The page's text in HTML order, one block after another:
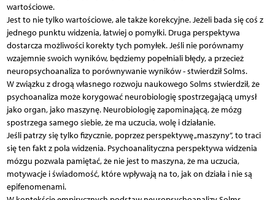
wartościowe.
Jest to nie tylko wartościowe, ale także korekcyjne. Jeżeli bada się coś z
jednego punktu widzenia, łatwiej o pomyłki. Druga perspektywa
dostarcza możliwości korekty tych pomyłek. Jeśli nie porównamy
wzajemnie swoich wyników, będziemy popełniali błędy, a przecież
neuropsychoanaliza to porównywanie wyników - stwierdził Solms.
W związku z drogą własnego rozwoju naukowego Solms stwierdził, że
psychoanaliza może korygować neurobiologię spostrzegającą umysł
jako organ, jako maszynę. Neurobiologię zapominającą, że mózg
spostrzega samego siebie, że ma uczucia, wolę i działanie.
Jeśli patrzy się tylko fizycznie, poprzez perspektywę „maszyny”, to traci
się ten fakt z pola widzenia. Psychoanalityczna perspektywa widzenia
mózgu pozwala pamiętać, że nie jest to maszyna, że ma uczucia,
motywacje i świadomość, które wpływają na to, jak on działa i nie są
epifenomenami.